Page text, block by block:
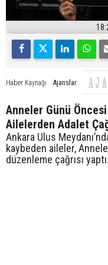
Haber Kaynağı Ajanslar
Anneler Günü
Ailelerden Adalet
Ankara Ulus
kaybeden aileler,
düzenleme çağrısı yaptı.